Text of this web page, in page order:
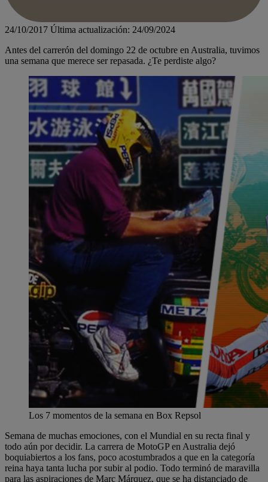
24/10/2017 Última actualización: 24/09/2024
Antes del carrerón del domingo 22 de octubre en Australia, tuvimos
una semana que merece ser repasada. ¿Te perdiste algo?
Los 7 momentos de la semana en Box Repsol
Semana de muchas emociones, con el Mundial en su recta final y
todo aún por decidir. La carrera de MotoGP en Australia dejó
boquiabiertos a los fans, poco acostumbrados a que en la categoría
reina haya tanta lucha por subir al podio. Todo terminó de maravilla
para las aspiraciones de Marc Márquez, que se ha distanciado de